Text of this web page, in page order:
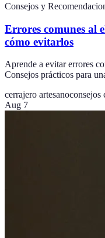
Consejos y
Errores comunes al
cómo evitarlos
Aprende a evitar errores
Consejos prácticos para
cerrajero artesanoconsejos
Aug 7